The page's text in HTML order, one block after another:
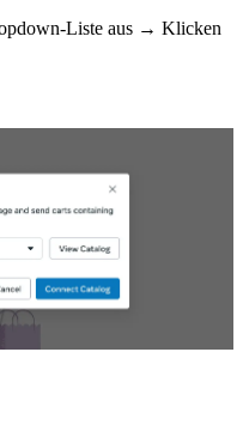
Liste aus → Klicken